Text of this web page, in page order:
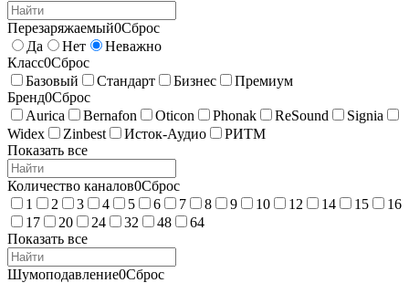
Перезаряжаемый0Сброс
Да
Нет
Неважно
Класс0Сброс
Базовый
Стандарт Бизнес
Премиум
Бренд0Сброс
Aurica
Bernafon Oticon Phonak ReSound
Signia
Widex
Zinbest Исток-Аудио
РИТМ
Показать все
Количество каналов0Сброс
1
2 3 4 5 6 7 8 9 10 12 14 15
16
17
20 24 32 48
64
Показать все
Шумоподавление0Сброс